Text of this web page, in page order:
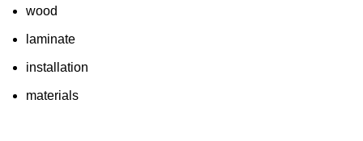
wood
laminate
installation
materials